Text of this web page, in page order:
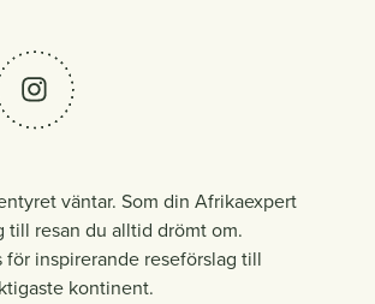
väntar. Som din Afrikaexpert
till resan du alltid drömt om.
för inspirerande reseförslag till
kontinent.